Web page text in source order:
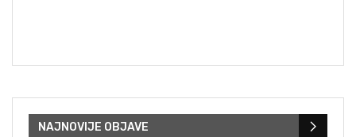
NAJNOVIJE OBJAVE